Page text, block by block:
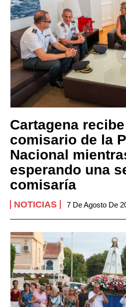
Cartagena
comisario de la
Nacional
esperando una
comisaría
NOTICIAS 7 De Agosto De